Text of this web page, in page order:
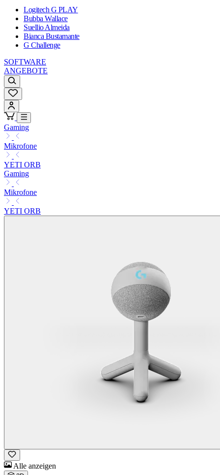
Logitech G PLAY
Bubba Wallace
Suellio Almeida
Bianca Bustamante
G Challenge
SOFTWARE
ANGEBOTE
Gaming
Mikrofone
YETI ORB
Gaming
Mikrofone
YETI ORB
Alle anzeigen